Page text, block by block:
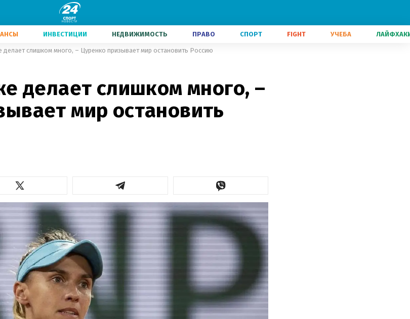
ИНВЕСТИЦИИ НЕДВИЖИМОСТЬ ПРАВО СПОРТ FIGHT УЧЕБА
делает слишком много, – Цуренко призывает мир остановить Россию
делает слишком много, –
мир остановить